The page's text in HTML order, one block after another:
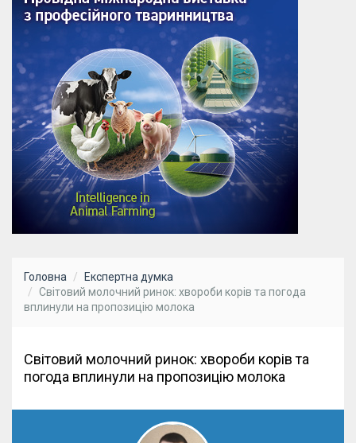
Головна
Експертна думка
Світовий молочний ринок: хвороби корів та погода
вплинули на пропозицію молока
Світовий молочний ринок: хвороби корів та
погода вплинули на пропозицію молока